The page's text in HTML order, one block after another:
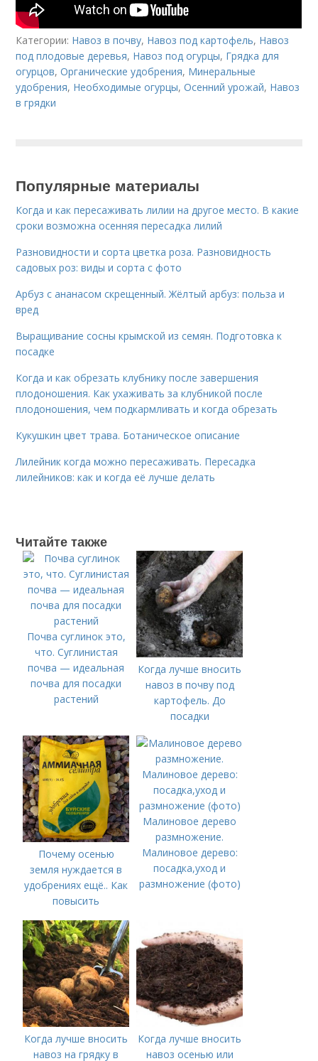
Категории: Навоз в почву, Навоз под картофель, Навоз
под плодовые деревья, Навоз под огурцы, Грядка для
огурцов,Органические удобрения, Минеральные
удобрения, Необходимые огурцы,Осенний урожай, Навоз
в грядки
Популярные материалы
Когда и как пересаживать лилии на другое место. В какие
сроки возможна осенняя пересадка лилий
Разновидности и сорта цветка роза. Разновидность
садовых роз: виды и сорта с фото
Арбуз с ананасом скрещенный. Жёлтый арбуз: польза и
вред
Выращивание сосны крымской из семян. Подготовка к
посадке
Когда и как обрезать клубнику после завершения
плодоношения. Как ухаживать за клубникой после
плодоношения, чем подкармливать и когда обрезать
Кукушкин цвет трава. Ботаническое описание
Лилейник когда можно пересаживать. Пересадка
лилейников: как и когда её лучше делать
Читайте также
Почва суглинок это,
что. Суглинистая
почва — идеальная
почва для посадки
растений
Когда лучше вносить
навоз в почву под
картофель. До
посадки
Почему осенью
земля нуждается в
удобрениях ещё.. Как
повысить
осенью
Малиновое дерево
размножение.
Малиновое дерево:
посадка,уход и
размножение (фото)
Когда лучше вносить
навоз на грядку в
Когда лучше вносить
навоз осенью или